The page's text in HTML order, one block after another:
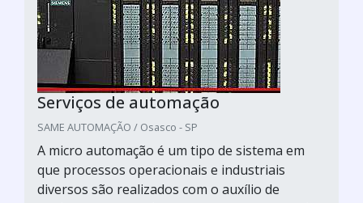
Serviços de automação
SAME AUTOMAÇÃO / Osasco - SP
A micro automação é um tipo de sistema em
que processos operacionais e industriais
diversos são realizados com o auxílio de